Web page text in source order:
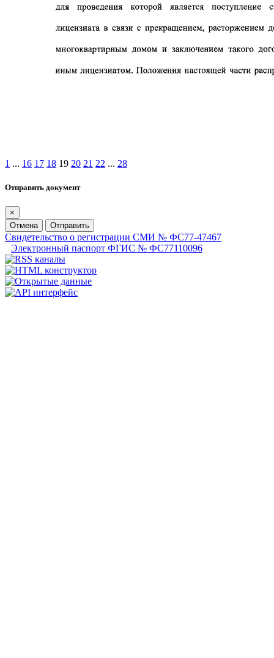
1 ... 16 17 18 19 20 21 22 ... 28
Отправить документ
×
Отмена
Отправить
Свидетельство о регистрации СМИ № ФС77-47467
Электронный паспорт ФГИС № ФС77110096